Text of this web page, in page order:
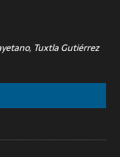
Tuxtla Gutiérrez